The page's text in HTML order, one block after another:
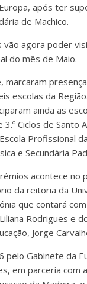
após ter
de Machico.
vão agora poder
do mês de Maio.
marcaram
escolas da
ainda as
3.º Ciclos de Santo
Profissional
e Secundária
acontece no
da reitoria da
que contará
Rodrigues e
Jorge
pelo Gabinete da
em parceria com